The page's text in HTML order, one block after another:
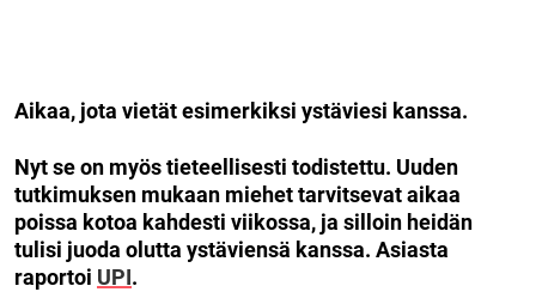
Aikaa, jota vietät esimerkiksi ystäviesi kanssa.
Nyt se on myös tieteellisesti todistettu. Uuden
tutkimuksen mukaan miehet tarvitsevat aikaa
poissa kotoa kahdesti viikossa, ja silloin heidän
tulisi juoda olutta ystäviensä kanssa. Asiasta
raportoi UPI.